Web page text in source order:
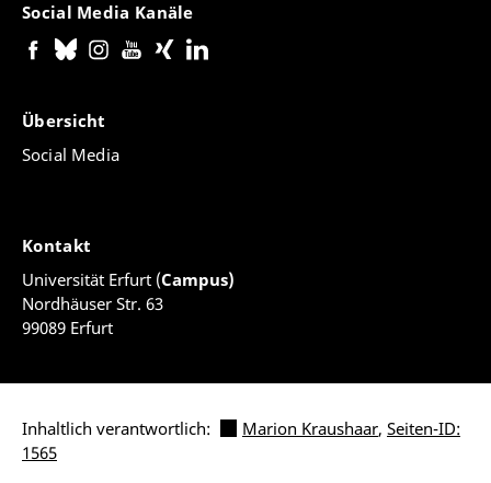
Social Media Kanäle
Übersicht
Social Media
Kontakt
Universität Erfurt (Campus)
Nordhäuser Str. 63
99089 Erfurt
Inhaltlich verantwortlich: Marion Kraushaar, Seiten-ID:
1565